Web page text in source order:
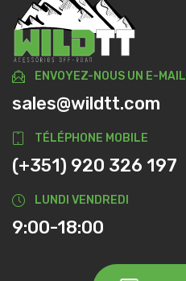
ENVOYEZ-NOUS UN E-MAIL
sales@wildtt.com
TÉLÉPHONE MOBILE
(+351) 920 326 197
LUNDI VENDREDI
9:00-18:00